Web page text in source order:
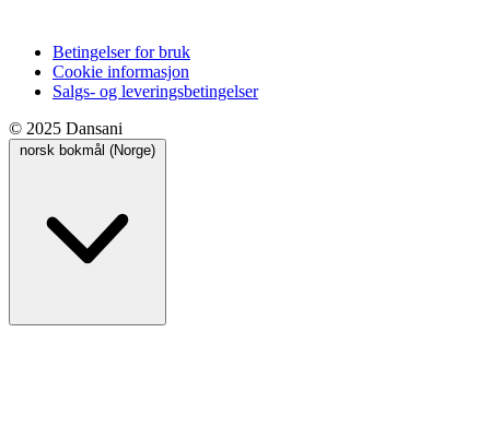
Betingelser for bruk
Cookie informasjon
Salgs- og leveringsbetingelser
© 2025 Dansani
norsk bokmål (Norge)